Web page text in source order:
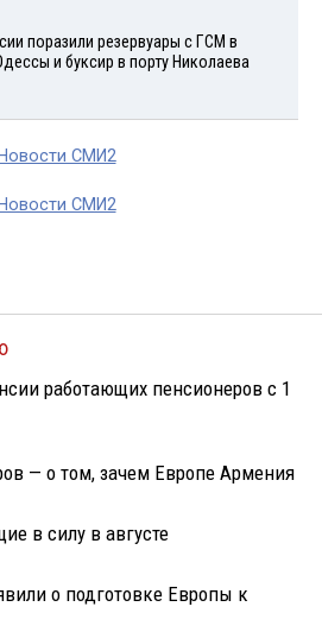
поразили резервуары с ГСМ в
и буксир в порту Николаева
Новости СМИ2
Новости СМИ2
работающих пенсионеров с 1
— о том, зачем Европе Армения
в силу в августе
о подготовке Европы к